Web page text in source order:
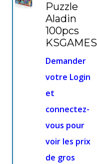
Puzzle
Aladin
100pcs
KSGAMES
Demander
votre Login
et
connectez-
vous pour
voir les prix
de gros